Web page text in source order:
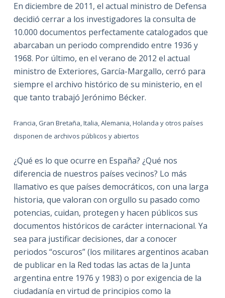
En diciembre de 2011, el actual ministro de Defensa
decidió cerrar a los investigadores la consulta de
10.000 documentos perfectamente catalogados que
abarcaban un periodo comprendido entre 1936 y
1968. Por último, en el verano de 2012 el actual
ministro de Exteriores, García-Margallo, cerró para
siempre el archivo histórico de su ministerio, en el
que tanto trabajó Jerónimo Bécker.
Francia, Gran Bretaña, Italia, Alemania, Holanda y otros países
disponen de archivos públicos y abiertos
¿Qué es lo que ocurre en España? ¿Qué nos
diferencia de nuestros países vecinos? Lo más
llamativo es que países democráticos, con una larga
historia, que valoran con orgullo su pasado como
potencias, cuidan, protegen y hacen públicos sus
documentos históricos de carácter internacional. Ya
sea para justificar decisiones, dar a conocer
periodos “oscuros” (los militares argentinos acaban
de publicar en la Red todas las actas de la Junta
argentina entre 1976 y 1983) o por exigencia de la
ciudadanía en virtud de principios como la